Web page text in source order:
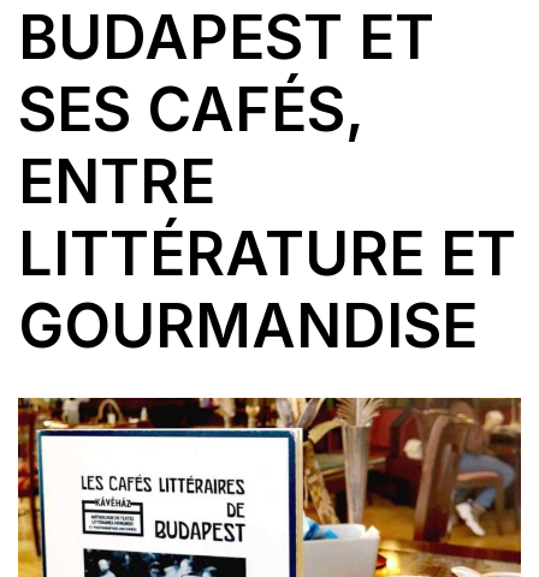
BUDAPEST ET
SES CAFÉS,
ENTRE
LITTÉRATURE ET
GOURMANDISE